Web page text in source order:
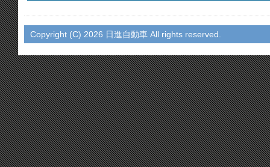
Copyright (C) 2026 日進自動車 All rights reserved.